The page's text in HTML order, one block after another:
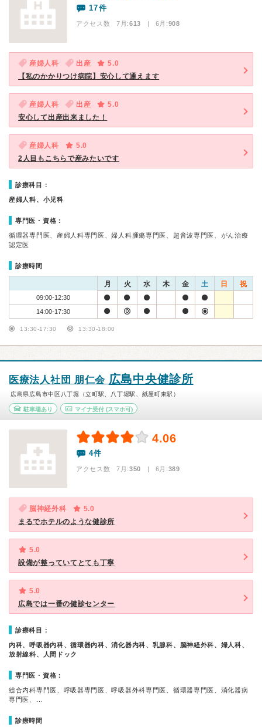
17件
アクセス数 7月:613 | 6月:908
産婦人科 出産
5.0
【私のかかりつけ病院】安心して通えます
産婦人科 出産
5.0
安心して出産出来ました！
産婦人科
5.0
2人目もこちらで産みたいです
診療科目：
産婦人科、小児科
専門医・資格：
循環器専門医、産婦人科専門医、婦人科腫瘍専門医、超音波専門医、がん治療
認定医
診療時間
月 火 水 木 金 土 日 祝
09:00-12:30
14:00-17:30
13:30-17:30 13:30-18:00
医療法人社団 朋仁会 広島中央健診所
広島県広島市中区八丁堀（立町駅、八丁堀駅、紙屋町東駅）
駐車場あり マイナ受付(スマホ可)
4.06
4件
アクセス数 7月:350 | 6月:389
脳神経外科
5.0
まるでホテルのような健診所
5.0
設備が整っていてとても丁寧
5.0
広島では一番の健診センター
診療科目：
内科、呼吸器内科、循環器内科、消化器内科、乳腺科、脳神経外科、婦人科、
放射線科、人間ドック
専門医・資格：
総合内科専門医、呼吸器専門医、呼吸器外科専門医、循環器専門医、消化器病
専門医、…
診療時間